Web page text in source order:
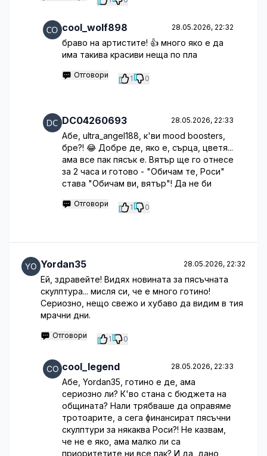
cool_wolf898 28.05.2026, 22:32
браво на артистите! 👍 много яко е да
има такива красиви неща по пла
Отговори 1 0
DC04260693 28.05.2026, 22:33
Абе, ultra_angel188, к'ви mood boosters,
бре?! 😂 Добре де, яко е, сърца, цветя...
ама все пак пясък е. Вятър ще го отнесе
за 2 часа и готово - "Обичам те, Роси"
става "Обичам ви, вятър"! Да не би
Отговори 1 0
Yordan35 28.05.2026, 22:32
Ей, здравейте! Видях новината за пясъчната
скулптура... мисля си, че е много готино!
Сериозно, нещо свежо и хубаво да видим в тия
мрачни дни.
Отговори 1 0
cool_legend 28.05.2026, 22:33
Абе, Yordan35, готино е де, ама
сериозно ли? К'во стана с бюджета на
общината? Нали трябваше да оправяме
тротоарите, а сега финансират пясъчни
скулптури за някаква Роси?! Не казвам,
че не е яко, ама малко ли са
приоритетите ни все пак? И да, дано